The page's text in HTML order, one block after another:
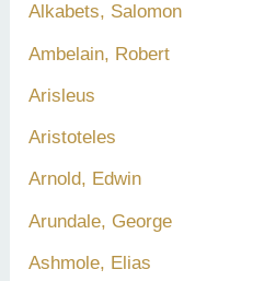
Alkabets, Salomon
Ambelain, Robert
Arisleus
Aristoteles
Arnold, Edwin
Arundale, George
Ashmole, Elias